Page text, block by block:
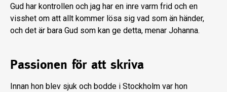
Gud har kontrollen och jag har en inre varm frid och en
visshet om att allt kommer lösa sig vad som än händer,
och det är bara Gud som kan ge detta, menar Johanna.
Passionen för att skriva
Innan hon blev sjuk och bodde i Stockholm var hon